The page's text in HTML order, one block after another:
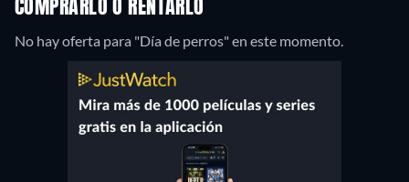
COMPRARLO O RENTARLO
No hay oferta para "Día de perros" en este momento.